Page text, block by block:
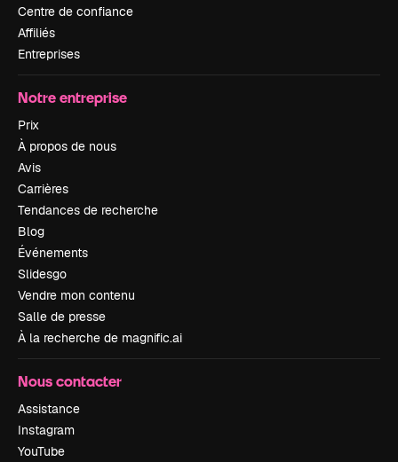
Centre de confiance
Affiliés
Entreprises
Notre entreprise
Prix
À propos de nous
Avis
Carrières
Tendances de recherche
Blog
Événements
Slidesgo
Vendre mon contenu
Salle de presse
À la recherche de magnific.ai
Nous contacter
Assistance
Instagram
YouTube